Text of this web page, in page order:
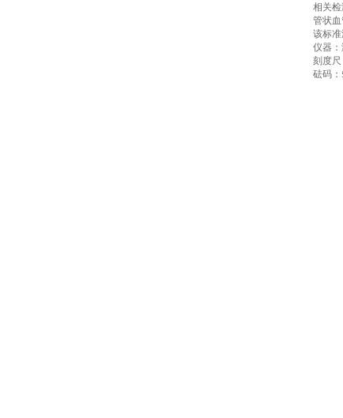
相关
管状血
该标
仪器：
刻度尺
砝码：